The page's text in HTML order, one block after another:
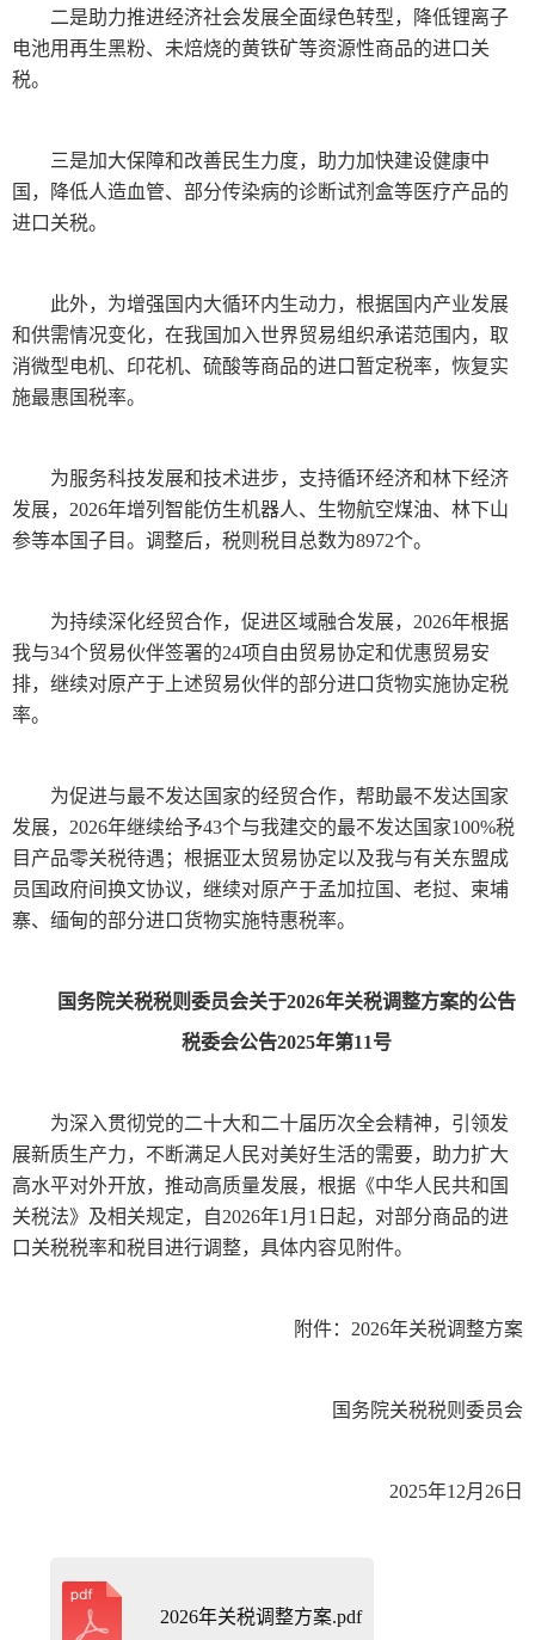
二是助力推进经济社会发展全面绿色转型，降低锂离子
电池用再生黑粉、未焙烧的黄铁矿等资源性商品的进口关
税。
三是加大保障和改善民生力度，助力加快建设健康中
国，降低人造血管、部分传染病的诊断试剂盒等医疗产品的
进口关税。
此外，为增强国内大循环内生动力，根据国内产业发展
和供需情况变化，在我国加入世界贸易组织承诺范围内，取
消微型电机、印花机、硫酸等商品的进口暂定税率，恢复实
施最惠国税率。
为服务科技发展和技术进步，支持循环经济和林下经济
发展，2026年增列智能仿生机器人、生物航空煤油、林下山
参等本国子目。调整后，税则税目总数为8972个。
为持续深化经贸合作，促进区域融合发展，2026年根据
我与34个贸易伙伴签署的24项自由贸易协定和优惠贸易安
排，继续对原产于上述贸易伙伴的部分进口货物实施协定税
率。
为促进与最不发达国家的经贸合作，帮助最不发达国家
发展，2026年继续给予43个与我建交的最不发达国家100%税
目产品零关税待遇；根据亚太贸易协定以及我与有关东盟成
员国政府间换文协议，继续对原产于孟加拉国、老挝、柬埔
寨、缅甸的部分进口货物实施特惠税率。
国务院关税税则委员会关于2026年关税调整方案的公告
税委会公告2025年第11号
为深入贯彻党的二十大和二十届历次全会精神，引领发
展新质生产力，不断满足人民对美好生活的需要，助力扩大
高水平对外开放，推动高质量发展，根据《中华人民共和国
关税法》及相关规定，自2026年1月1日起，对部分商品的进
口关税税率和税目进行调整，具体内容见附件。
附件：2026年关税调整方案
国务院关税税则委员会
2025年12月26日
2026年关税调整方案.pdf